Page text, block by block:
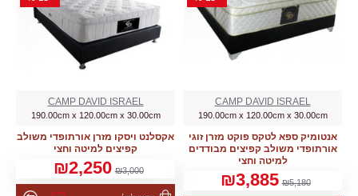
CAMP DAVID ISRAEL
190.00cm x 120.00cm x 30.00cm
אנטומיק ספא לטקס פוקט מזרן זוגי
אורתופדי משולב קפיצים מבודדים
למיטה וחצי
₪5,180
₪3,885
CAMP DAVID ISRAEL
190.00cm x 120.00cm x 30.00cm
אקסלנט ויסקו מזרן אורתופדי משולב
קפיצים למיטה וחצי
₪3,000
₪2,250